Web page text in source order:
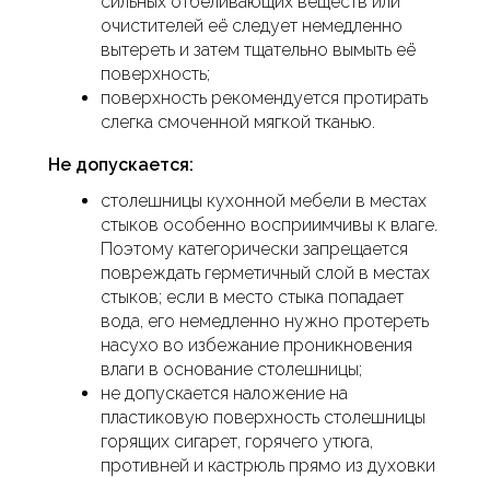
очистителей её следует немедленно
вытереть и затем тщательно вымыть её
поверхность;
поверхность рекомендуется протирать
слегка смоченной мягкой тканью.
Не допускается:
столешницы кухонной мебели в местах
стыков особенно восприимчивы к влаге.
Поэтому категорически запрещается
повреждать герметичный слой в местах
стыков; если в место стыка попадает
вода, его немедленно нужно протереть
насухо во избежание проникновения
влаги в основание столешницы;
не допускается наложение на
пластиковую поверхность столешницы
горящих сигарет, горячего утюга,
противней и кастрюль прямо из духовки